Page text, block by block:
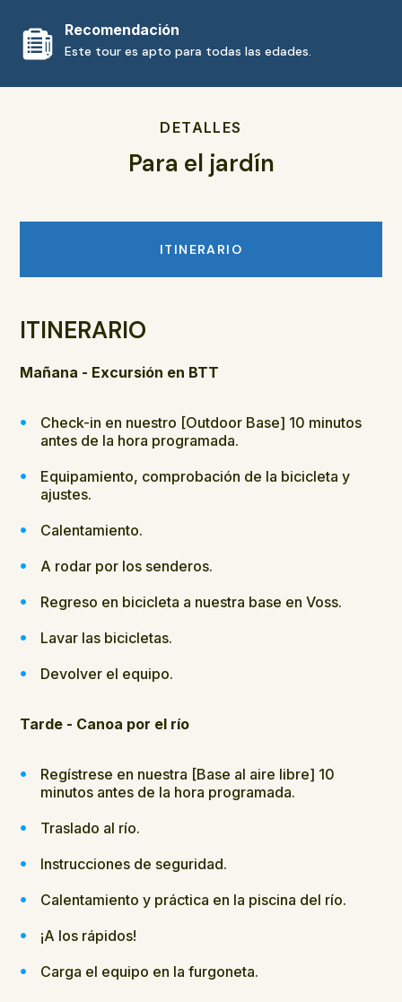
Recomendación
Este tour es apto para todas las edades.
DETALLES
Para el jardín
ITINERARIO
ITINERARIO
Mañana - Excursión en BTT
Check-in en nuestro [Outdoor Base] 10 minutos
antes de la hora programada.
Equipamiento, comprobación de la bicicleta y
ajustes.
Calentamiento.
A rodar por los senderos.
Regreso en bicicleta a nuestra base en Voss.
Lavar las bicicletas.
Devolver el equipo.
Tarde - Canoa por el río
Regístrese en nuestra [Base al aire libre] 10
minutos antes de la hora programada.
Traslado al río.
Instrucciones de seguridad.
Calentamiento y práctica en la piscina del río.
¡A los rápidos!
Carga el equipo en la furgoneta.